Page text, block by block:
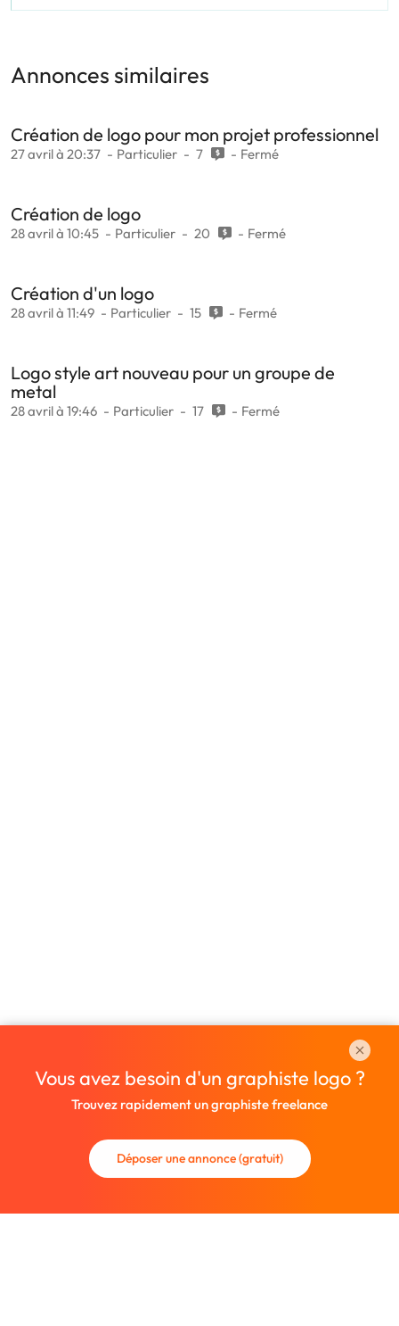
Annonces similaires
Création de logo pour mon projet professionnel
27 avril à 20:37 Particulier 7 Fermé
Création de logo
28 avril à 10:45 Particulier 20 Fermé
Création d'un logo
28 avril à 11:49 Particulier 15 Fermé
Logo style art nouveau pour un groupe de
metal
28 avril à 19:46 Particulier 17 Fermé
Vous avez besoin d'un graphiste logo ?
Trouvez rapidement un graphiste freelance
Déposer une annonce (gratuit)